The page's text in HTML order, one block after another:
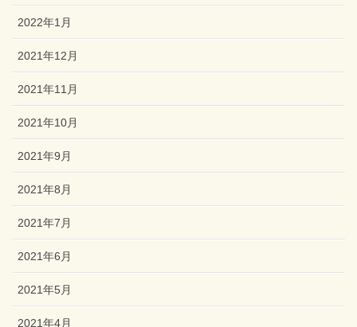
2022年1月
2021年12月
2021年11月
2021年10月
2021年9月
2021年8月
2021年7月
2021年6月
2021年5月
2021年4月